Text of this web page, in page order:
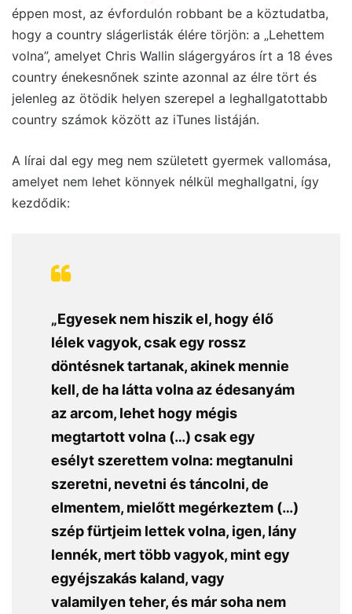
éppen most, az évfordulón robbant be a köztudatba,
hogy a country slágerlisták élére törjön: a „Lehettem
volna”, amelyet Chris Wallin slágergyáros írt a 18 éves
country énekesnőnek szinte azonnal az élre tört és
jelenleg az ötödik helyen szerepel a leghallgatottabb
country számok között az iTunes listáján.
A lírai dal egy meg nem született gyermek vallomása,
amelyet nem lehet könnyek nélkül meghallgatni, így
kezdődik:
„Egyesek nem hiszik el, hogy élő
lélek vagyok, csak egy rossz
döntésnek tartanak, akinek mennie
kell, de ha látta volna az édesanyám
az arcom, lehet hogy mégis
megtartott volna (…) csak egy
esélyt szerettem volna: megtanulni
szeretni, nevetni és táncolni, de
elmentem, mielőtt megérkeztem (…)
szép fürtjeim lettek volna, igen, lány
lennék, mert több vagyok, mint egy
egyéjszakás kaland, vagy
valamilyen teher, és már soha nem